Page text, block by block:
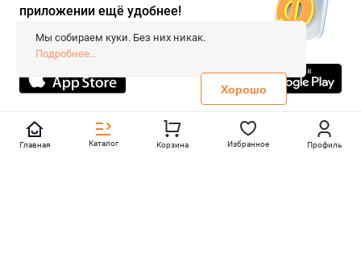
© 2026 «FieraShop.ru»
Сопровождение сайта
- Вебформат.
Все права защищены.
Не является публичной офертой
Политика конфиденциальности
Главная Каталог Корзина Избранное Профиль
приложении ещё удобнее!
Мы собираем куки. Без них никак.
Подробнее...
Хорошо